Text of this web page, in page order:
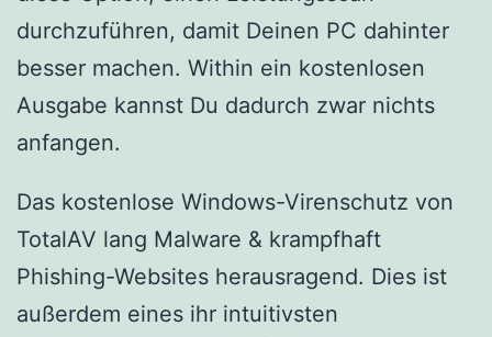
durchzuführen, damit Deinen PC dahinter
besser machen. Within ein kostenlosen
Ausgabe kannst Du dadurch zwar nichts
anfangen.
Das kostenlose Windows-Virenschutz von
TotalAV lang Malware & krampfhaft
Phishing-Websites herausragend. Dies ist
außerdem eines ihr intuitivsten